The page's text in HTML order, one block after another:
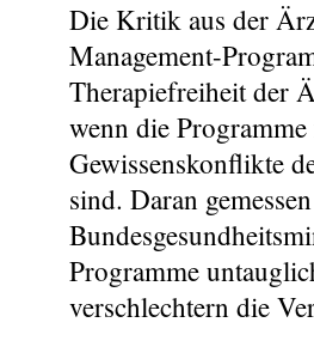
Die Kritik aus der
Management-
Therapiefreiheit der
wenn die
Gewissenskonflikte
sind. Daran
Programme
verschlechtern die